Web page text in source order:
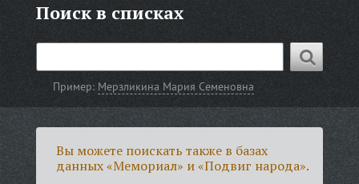
Поиск в списках
Пример: Мерзликина Мария Семеновна
Вы можете поискать также в базах
данных «Мемориал» и «Подвиг народа».